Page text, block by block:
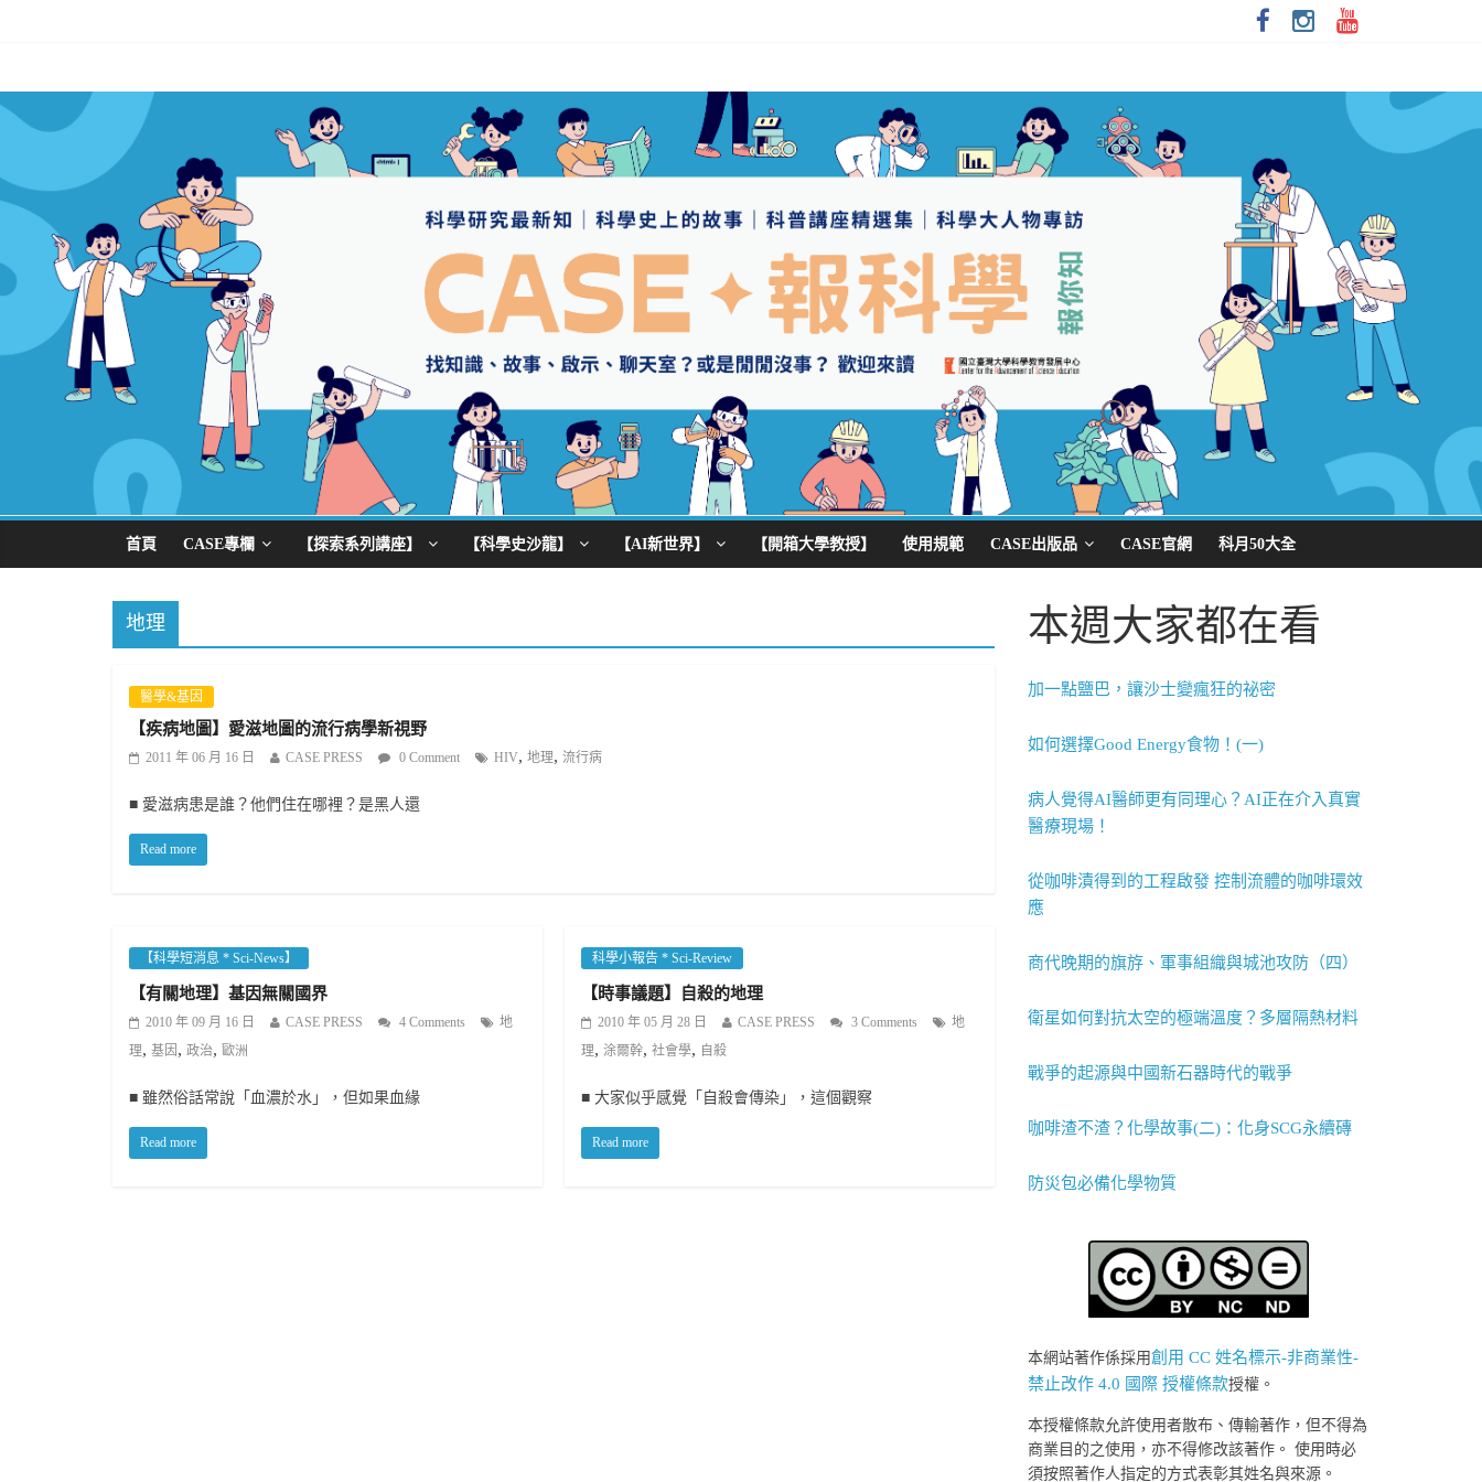
首頁 CASE專欄 【探索系列講座】 【科學史沙龍】 【AI新世界】 【開箱大學教授】 使用規範 CASE出版品 CASE官網 科月50大全
地理
醫學&基因
【疾病地圖】愛滋地圖的流行病學新視野
2011 年 06 月 16 日 CASE PRESS 0 Comment HIV, 地理, 流行病
■ 愛滋病患是誰？他們住在哪裡？是黑人還
Read more
【科學短消息 * Sci-News】
【有關地理】基因無關國界
2010 年 09 月 16 日 CASE PRESS 4 Comments
地
理, 基因 , 政治, 歐洲
■ 雖然俗話常說「血濃於水」，但如果血緣
Read more
科學小報告 * Sci-Review
【時事議題】自殺的地理
2010 年 05 月 28 日 CASE PRESS 3 Comments
地
理,涂爾幹,社會學, 自殺
■ 大家似乎感覺「自殺會傳染」，這個觀察
Read more
本週大家都在看
加一點鹽巴，讓沙士變瘋狂的祕密
如何選擇Good Energy食物！(一)
病人覺得AI醫師更有同理心？AI正在介入真實
醫療現場！
從咖啡漬得到的工程啟發 控制流體的咖啡環效
應
商代晚期的旗斿、軍事組織與城池攻防（四）
衛星如何對抗太空的極端溫度？多層隔熱材料
戰爭的起源與中國新石器時代的戰爭
咖啡渣不渣？化學故事(二)：化身SCG永續磚
防災包必備化學物質
本網站著作係採用創用 CC 姓名標示-非商業性-
禁止改作 4.0 國際 授權條款授權。
本授權條款允許使用者散布、傳輸著作，但不得為
商業目的之使用，亦不得修改該著作。 使用時必
須按照著作人指定的方式表彰其姓名與來源。